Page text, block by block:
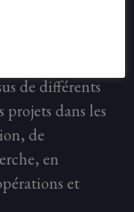
de différents
dans les
de
en
et